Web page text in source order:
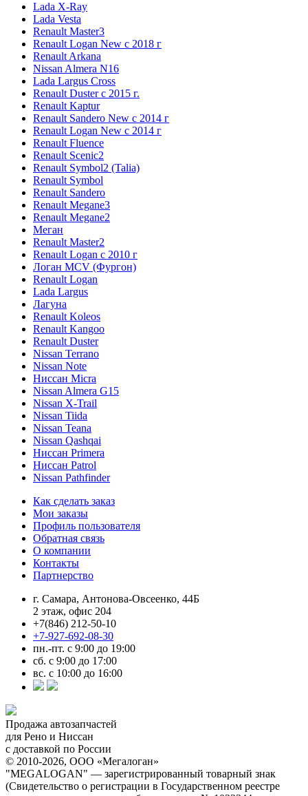
Lada X-Ray
Lada Vesta
Renault Master3
Renault Logan New с 2018 г
Renault Arkana
Nissan Almera N16
Lada Largus Cross
Renault Duster с 2015 г.
Renault Kaptur
Renault Sandero New с 2014 г
Renault Logan New с 2014 г
Renault Fluence
Renault Scenic2
Renault Symbol2 (Talia)
Renault Symbol
Renault Sandero
Renault Megane3
Renault Megane2
Меган
Renault Master2
Renault Logan c 2010 г
Логан МСV (Фургон)
Renault Logan
Lada Largus
Лагуна
Renault Koleos
Renault Kangoo
Renault Duster
Nissan Terrano
Nissan Note
Ниссан Micra
Nissan Almera G15
Nissan X-Trail
Nissan Tiida
Nissan Teana
Nissan Qashqai
Ниссан Primera
Ниссан Patrol
Nissan Pathfinder
Как сделать заказ
Мои заказы
Профиль пользователя
Обратная связь
О компании
Контакты
Партнерство
г. Самара, Антонова-Овсеенко, 44Б
2 этаж, офис 204
+7(846) 212-50-10
+7-927-692-08-30
пн.-пт. с 9:00 до 19:00
сб. с 9:00 до 17:00
вс. с 10:00 до 16:00
Продажа автозапчастей
для Рено и Ниссан
с доставкой по России
© 2010-2026, ООО «Мегалоган»
"MEGALOGAN" — зарегистрированный товарный знак
(Свидетельство о регистрации в Государственном реестре